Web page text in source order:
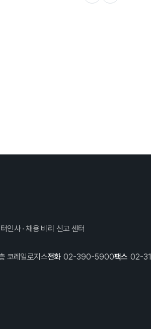
인사 · 채용 비리 신고 센터
코레일로지스전화 02-390-5900팩스 02-